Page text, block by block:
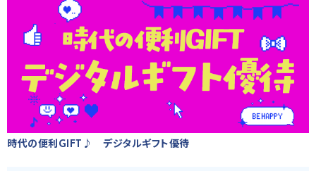
時代の便利GIFT♪ デジタルギフト優待